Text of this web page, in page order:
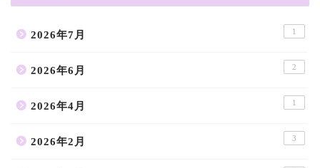
2026年7月 1
2026年6月 2
2026年4月 1
2026年2月 3